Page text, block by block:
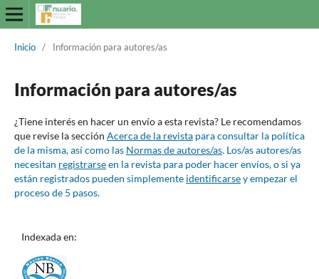
Inicio / Información para autores/as
Información para autores/as
¿Tiene interés en hacer un envío a esta revista? Le recomendamos
que revise la sección Acerca de la revistapara consultar la política
de la misma, así como las Normas de autores/as. Los/as autores/as
necesitan registrarseen la revista para poder hacer envíos, o si ya
están registrados pueden simplemente identificarsey empezar el
proceso de 5 pasos.
Indexada en: